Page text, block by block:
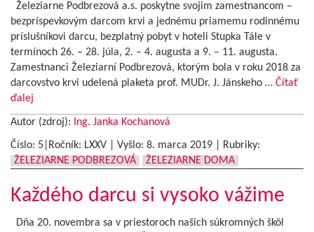
Železiarne Podbrezová a.s. poskytne svojim zamestnancom –
bezpríspevkovým darcom krvi a jednému priamemu rodinnému
príslušníkovi darcu, bezplatný pobyt v hoteli Stupka Tále v
termínoch 26. – 28. júla, 2. – 4. augusta a 9. – 11. augusta.
Zamestnanci Železiarní Podbrezová, ktorým bola v roku 2018 za
darcovstvo krvi udelená plaketa prof. MUDr. J. Jánskeho … Čítať
ďalej
Autor (zdroj): Ing. Janka Kochanová
Číslo: 5|Ročník: LXXV | Vyšlo: 8. marca 2019
Rubriky:
ŽELEZIARNE PODBREZOVÁ
ŽELEZIARNE DOMA
Každého darcu si vysoko vážime
Dňa 20. novembra sa v priestoroch našich súkromných škôl